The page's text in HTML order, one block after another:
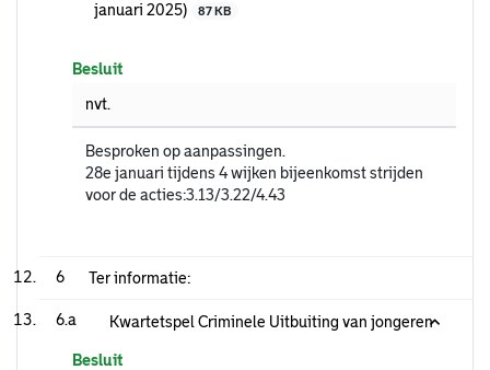
januari 2025)
87 KB
Besluit
nvt.
Besproken op aanpassingen.
28e januari tijdens 4 wijken bijeenkomst strijden
voor de acties:3.13/3.22/4.43
6 Ter informatie:
6.a Kwartetspel Criminele Uitbuiting van jongeren
Besluit